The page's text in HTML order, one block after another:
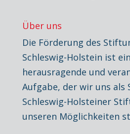
Über uns
Die Förderung des
Schleswig-Holstein ist
herausragende und
Aufgabe, der wir uns als
Schleswig-Holsteiner
unseren Möglichkeiten